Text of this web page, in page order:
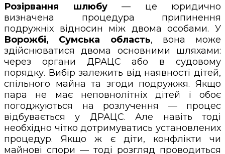
Розірвання шлюбу— це юридично
визначена процедура припинення
подружніх відносин між двома особами. У
Ворожбі, Сумська область, вона може
здійснюватися двома основними шляхами:
через органи ДРАЦС або в судовому
порядку. Вибір залежить від наявності дітей,
спільного майна та згоди подружжя. Якщо
пара не має неповнолітніх дітей і обоє
погоджуються на розлучення — процес
відбувається у ДРАЦС. Але навіть тоді
необхідно чітко дотримуватись установлених
процедур. Якщо ж є діти, конфлікти чи
майнові спори — тоді розгляд проводиться